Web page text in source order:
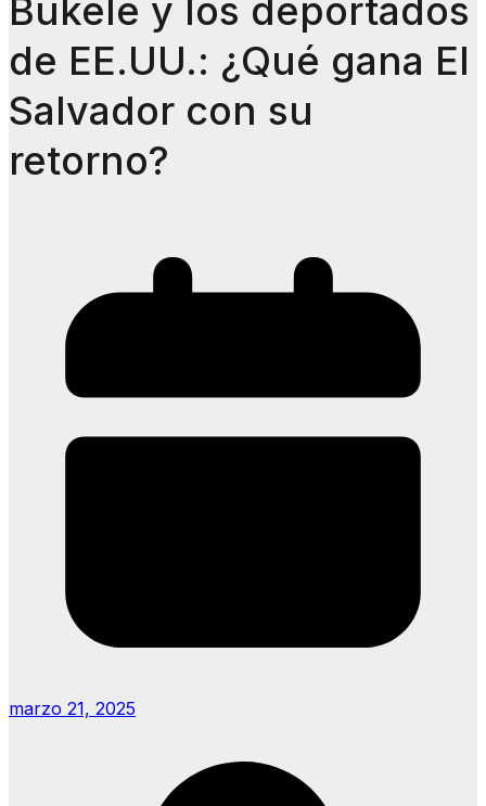
Bukele y los deportados
de EE.UU.: ¿Qué gana El
Salvador con su
retorno?
marzo 21, 2025